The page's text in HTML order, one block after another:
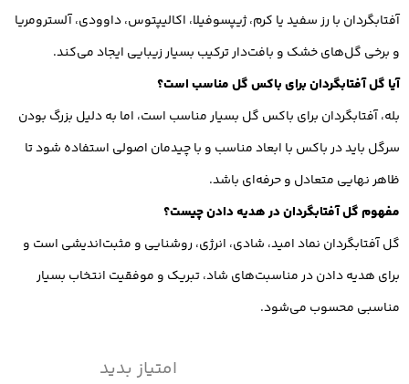
آفتابگردان با رز سفید یا کرم، ژیپسوفیلا، اکالیپتوس، داوودی، آلسترومریا
و برخی گل‌های خشک و بافت‌دار ترکیب بسیار زیبایی ایجاد می‌کند.
آیا گل آفتابگردان برای باکس گل مناسب است؟
بله، آفتابگردان برای باکس گل بسیار مناسب است، اما به دلیل بزرگ بودن
سرگل باید در باکس با ابعاد مناسب و با چیدمان اصولی استفاده شود تا
ظاهر نهایی متعادل و حرفه‌ای باشد.
مفهوم گل آفتابگردان در هدیه دادن چیست؟
گل آفتابگردان نماد امید، شادی، انرژی، روشنایی و مثبت‌اندیشی است و
برای هدیه دادن در مناسبت‌های شاد، تبریک و موفقیت انتخاب بسیار
مناسبی محسوب می‌شود.
امتیاز بدید